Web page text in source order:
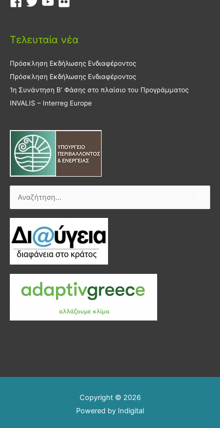
Τελευταία νέα
Πρόσκληση Εκδήλωσης Ενδιαφέροντος
Πρόσκληση Εκδήλωσης Ενδιαφέροντος
1η Συνάντηση Β’ Φάσης στο πλαίσιο του Προγράμματος
INVALIS – Interreg Europe
Αναζήτηση
Copyright © 2026
Powered by Indigital